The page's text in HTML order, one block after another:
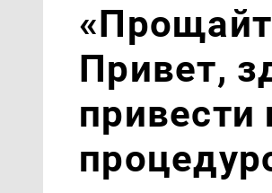
Привет,